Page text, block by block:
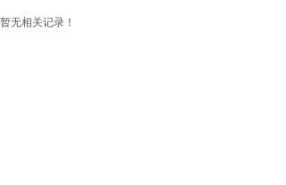
暂无相关记录！